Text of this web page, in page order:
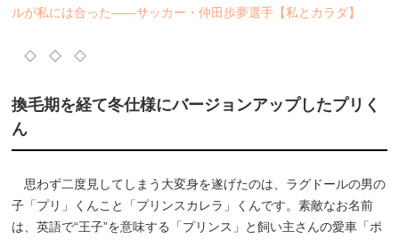
ルが私には合った――サッカー・仲田歩夢選手【私とカラダ】
◇ ◇ ◇
換毛期を経て冬仕様にバージョンアップしたプリく
ん
思わず二度見してしまう大変身を遂げたのは、ラグドールの男の
子「プリ」くんこと「プリンスカレラ」くんです。素敵なお名前
は、英語で“王子”を意味する「プリンス」と飼い主さんの愛車「ポ